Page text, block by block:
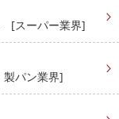
[スーパー業界]
パン業界]